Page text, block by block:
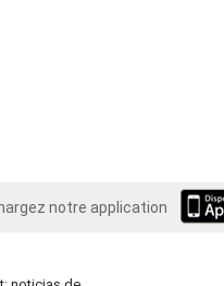
notre application
Android